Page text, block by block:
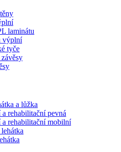
laminátu
výplní
tyče
a lůžka
rehabilitační pevná
a rehabilitační mobilní